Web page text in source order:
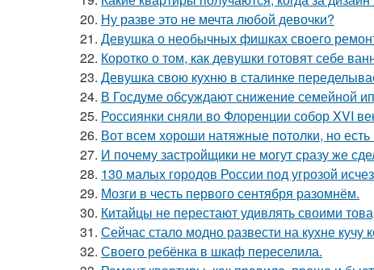
20. Ну разве это не мечта любой девочки?
21. Девушка о необычных фишках своего
22. Коротко о том, как девушки готовят себе
23. Девушка свою кухню в сталинке
24. В Госдуме обсуждают снижение семейной
25. Россиянки сняли во Флоренции собор XVI
26. Вот всем хороши натяжные потолки, но
27. И почему застройщики не могут сразу же
28. 130 малых городов России под угрозой
29. Мозги в честь первого сентября разомнём.
30. Китайцы не перестают удивлять своими
31. Сейчас стало модно развести на кухне
32. Своего ребёнка в шкаф переселила.